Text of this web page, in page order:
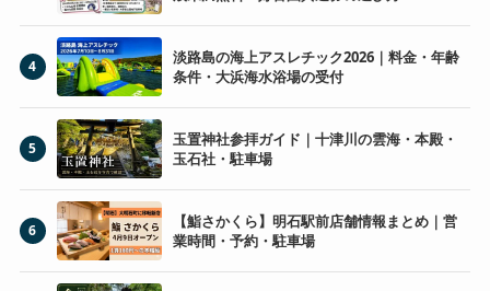
4
淡路島の海上アスレチック2026｜料金・年齢
条件・大浜海水浴場の受付
5
玉置神社参拝ガイド｜十津川の雲海・本殿・
玉石社・駐車場
6
【鮨さかくら】明石駅前店舗情報まとめ｜営
業時間・予約・駐車場